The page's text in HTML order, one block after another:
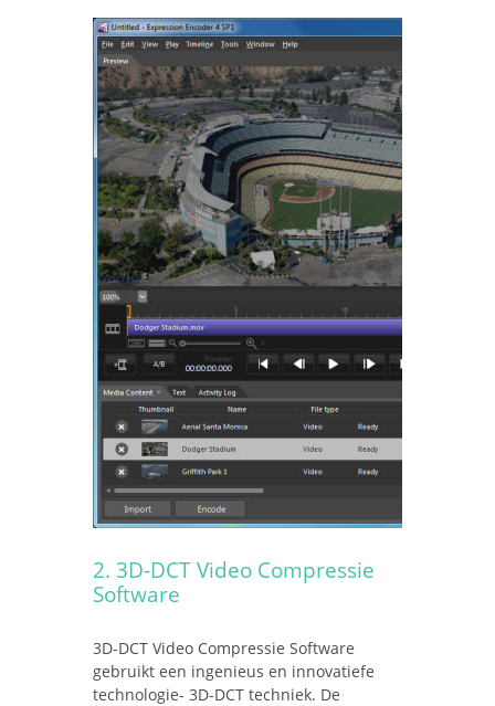
2. 3D-DCT Video Compressie
Software
3D-DCT Video Compressie Software
gebruikt een ingenieus en innovatiefe
technologie- 3D-DCT techniek. De